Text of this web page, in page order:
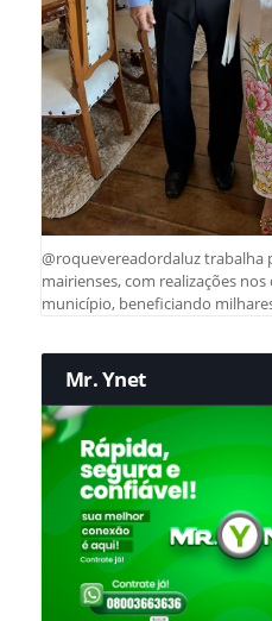
@roquevereadordaluz trabalha
mairienses, com realizações
município, beneficiando
Mr. Ynet